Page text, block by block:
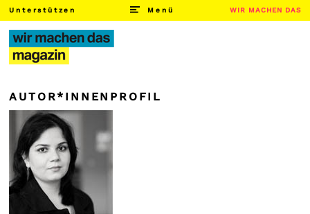
Unterstützen Menü WIR MACHEN DAS
AUTOR*INNENPROFIL